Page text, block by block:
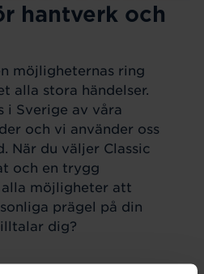
hantverk och
möjligheternas ring
alla stora händelser.
i Sverige av våra
och vi använder oss
När du väljer Classic
och en trygg
möjligheter att
prägel på din
dig?